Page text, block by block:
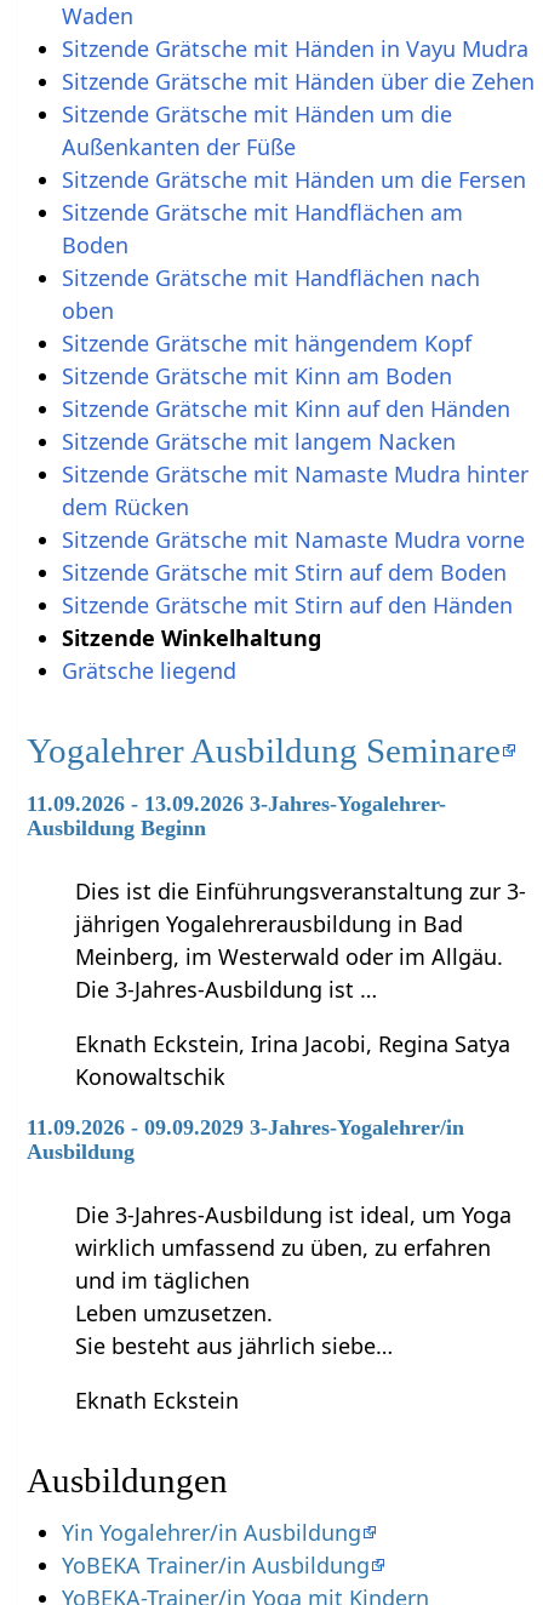
Waden
Sitzende Grätsche mit Händen in Vayu Mudra
Sitzende Grätsche mit Händen über die Zehen
Sitzende Grätsche mit Händen um die
Außenkanten der Füße
Sitzende Grätsche mit Händen um die Fersen
Sitzende Grätsche mit Handflächen am
Boden
Sitzende Grätsche mit Handflächen nach
oben
Sitzende Grätsche mit hängendem Kopf
Sitzende Grätsche mit Kinn am Boden
Sitzende Grätsche mit Kinn auf den Händen
Sitzende Grätsche mit langem Nacken
Sitzende Grätsche mit Namaste Mudra hinter
dem Rücken
Sitzende Grätsche mit Namaste Mudra vorne
Sitzende Grätsche mit Stirn auf dem Boden
Sitzende Grätsche mit Stirn auf den Händen
Sitzende Winkelhaltung
Grätsche liegend
Yogalehrer Ausbildung Seminare
11.09.2026 - 13.09.2026 3-Jahres-Yogalehrer-
Ausbildung Beginn
Dies ist die Einführungsveranstaltung zur 3-
jährigen Yogalehrerausbildung in Bad
Meinberg, im Westerwald oder im Allgäu.
Die 3-Jahres-Ausbildung ist …
Eknath Eckstein, Irina Jacobi, Regina Satya
Konowaltschik
11.09.2026 - 09.09.2029 3-Jahres-Yogalehrer/in
Ausbildung
Die 3-Jahres-Ausbildung ist ideal, um Yoga
wirklich umfassend zu üben, zu erfahren
und im täglichen
Leben umzusetzen.
Sie besteht aus jährlich siebe…
Eknath Eckstein
Ausbildungen
Yin Yogalehrer/in Ausbildung
YoBEKA Trainer/in Ausbildung
YoBEKA-Trainer/in Yoga mit Kindern